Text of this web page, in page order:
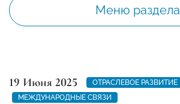
Меню раздела
19 Июня 2025
ОТРАСЛЕВОЕ РАЗВИТИЕ
МЕЖДУНАРОДНЫЕ СВЯЗИ